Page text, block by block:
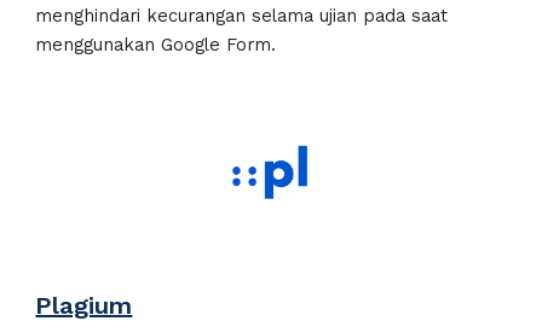
menghindari kecurangan selama ujian pada saat
menggunakan Google Form.
Plagium